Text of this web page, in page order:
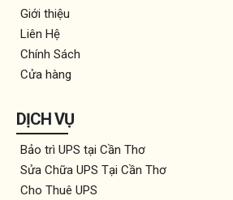
Giới thiệu
Liên Hệ
Chính Sách
Cửa hàng
DỊCH VỤ
Bảo trì UPS tại Cần Thơ
Sửa Chữa UPS Tại Cần Thơ
Cho Thuê UPS